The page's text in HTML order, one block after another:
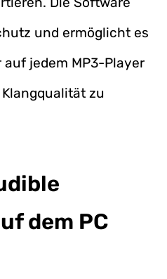
und ermöglicht es
jedem MP3-Player
zu
dem PC